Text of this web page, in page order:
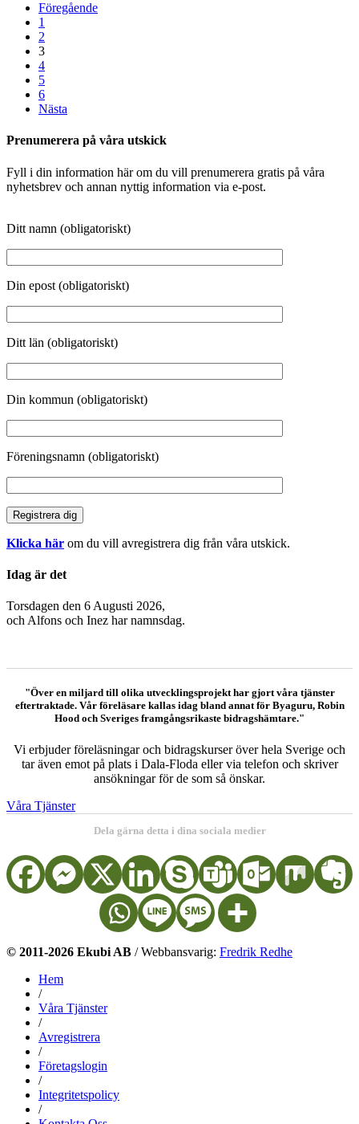
Föregående
1
2
3
4
5
6
Nästa
Prenumerera på våra utskick
Fyll i din information här om du vill prenumerera gratis på våra
nyhetsbrev och annan nyttig information via e-post.
Ditt namn (obligatoriskt)
Din epost (obligatoriskt)
Ditt län (obligatoriskt)
Din kommun (obligatoriskt)
Föreningsnamn (obligatoriskt)
Klicka här om du vill avregistrera dig från våra utskick.
Idag är det
Torsdagen den 6 Augusti 2026,
och Alfons och Inez har namnsdag.
"Över en miljard till olika utvecklingsprojekt har gjort våra tjänster
eftertraktade. Vår föreläsare kallas idag bland annat för Byaguru, Robin
Hood och Sveriges framgångsrikaste bidragshämtare."
Vi erbjuder föreläsningar och bidragskurser över hela Sverige och
tar även emot på plats i Dala-Floda eller via telefon och skriver
ansökningar för de som så önskar.
Våra Tjänster
Dela gärna detta i dina sociala medier
© 2011-2026 Ekubi AB / Webbansvarig: Fredrik Redhe
Hem
/
Våra Tjänster
/
Avregistrera
/
Företagslogin
/
Integritetspolicy
/